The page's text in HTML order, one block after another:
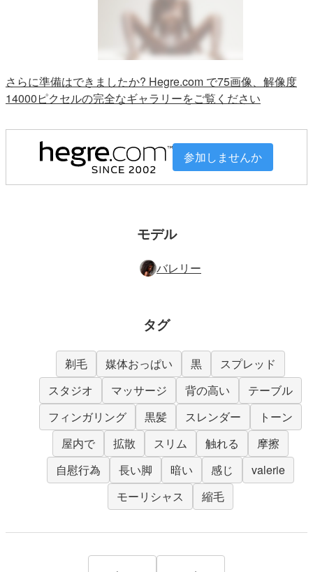
さらに準備はできましたか? Hegre.com で75画像、解像度
14000ピクセルの完全なギャラリーをご覧ください
参加しませんか
モデル
バレリー
タグ
剃毛 媒体おっぱい 黒
スプレッド
スタジオ
マッサージ 背の高い
テーブル
フィンガリング
黒髪 スレンダー
トーン
屋内で
拡散 スリム 触れる
摩擦
自慰行為
長い脚 暗い 感じ
valerie
モーリシャス
縮毛